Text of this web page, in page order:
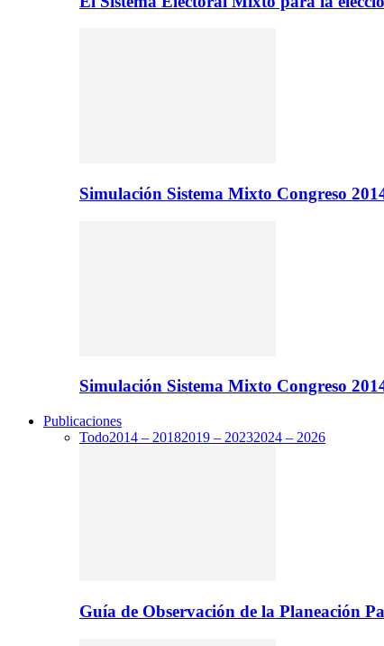
Simulación Sistema Mixto Congreso
Simulación Sistema Mixto Congreso
Publicaciones
Todo2014 – 20182019 – 20232024 – 2026
Guía de Observación de la Planeación